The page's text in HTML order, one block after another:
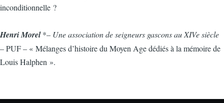
inconditionnelle ?
Henri Morel*– Une association de seigneurs gascons au XIVe siècle
– PUF – « Mélanges d’histoire du Moyen Age dédiés à la mémoire de
Louis Halphen ».